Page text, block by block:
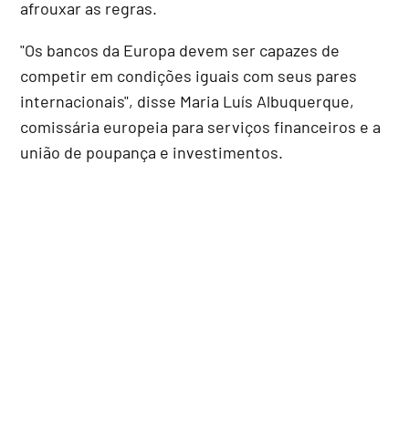
afrouxar as regras.
"Os bancos da Europa devem ser capazes de
competir em condições iguais com seus pares
internacionais", disse Maria Luís Albuquerque,
comissária europeia para serviços financeiros e a
união de poupança e investimentos.